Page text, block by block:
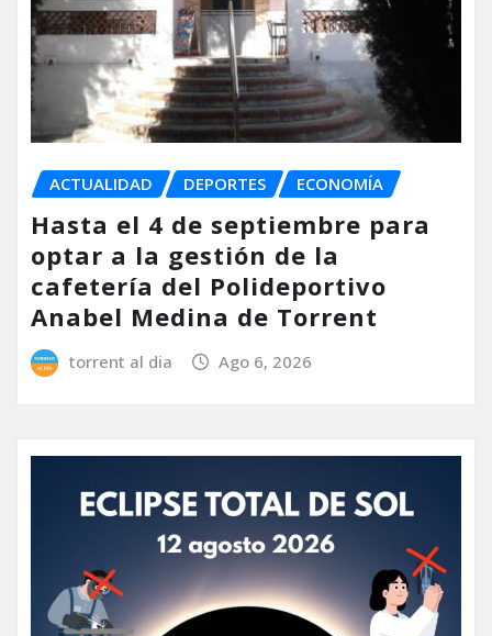
ACTUALIDAD DEPORTES ECONOMÍA
Hasta el 4 de septiembre para
optar a la gestión de la
cafetería del Polideportivo
Anabel Medina de Torrent
torrent al dia Ago 6, 2026